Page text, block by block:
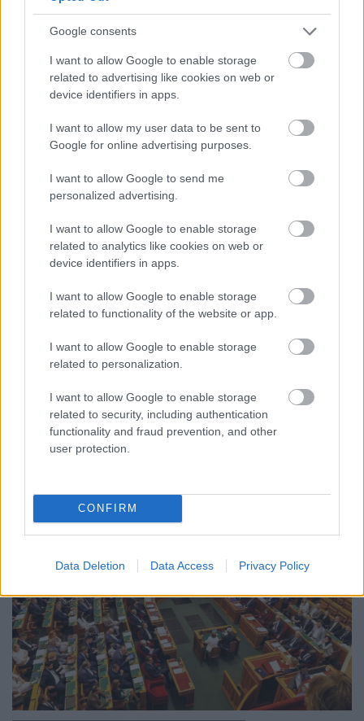
Google consents
I want to allow Google to enable storage
related to advertising like cookies on web or
device identifiers in apps.
I want to allow my user data to be sent to
Google for online advertising purposes.
I want to allow Google to send me
personalized advertising.
I want to allow Google to enable storage
related to analytics like cookies on web or
device identifiers in apps.
I want to allow Google to enable storage
related to functionality of the website or app.
I want to allow Google to enable storage
related to personalization.
I want to allow Google to enable storage
related to security, including authentication
functionality and fraud prevention, and other
user protection.
CONFIRM
Data Deletion Data Access Privacy Policy
Szólj hozzá!
- LETILTOTTA A GOOGLE A VÉDVONAL LEVELEZŐ
FIÓKJÁT
Nem vicc! A Fidesz maradéka tényleg egy ingyenes e-mail
szolgáltatást használt, hogy megvédje a Fidesz maradékát.